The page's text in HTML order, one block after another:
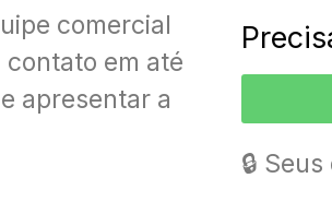
comercial
em até
apresentar a
🔒